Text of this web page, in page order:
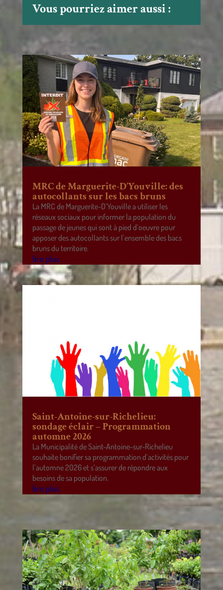
Vous pourriez aimer aussi :
MRC de Marguerite-D’Youville: des
autocollants sur les bacs bruns
La MRC de Marguerite-D’Youville a utiliser les
réseaux sociaux pour informer la population du
passage de jeunes qui sont à pied d’oeuvre pour
apposer des autocollants sur l’ensemble des bacs
bruns du territoire.
lire plus
Saint-Antoine-sur-Richelieu:
sondage éclair – Programmation
automne 2026
La Municipalité de Saint-Antoine-sur-Richelieu
souhaite bonifier sa programmation d’activités pour
l’automne 2026 et s’assurer de répondre aux
besoins de sa population.
lire plus